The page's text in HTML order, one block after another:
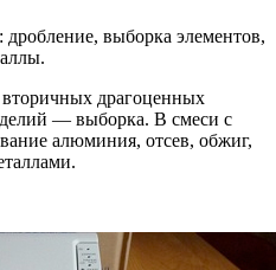
дробление, выборка элементов,
драгоценных
— выборка. В смеси с
алюминия, отсев, обжиг,